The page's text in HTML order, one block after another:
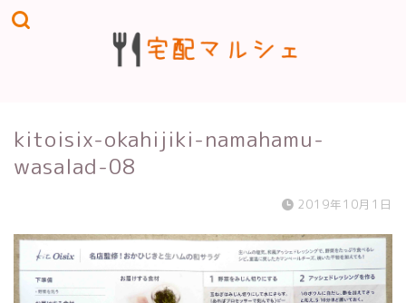
kitoisix-okahijiki-namahamu-
wasalad-08
2019年10月1日